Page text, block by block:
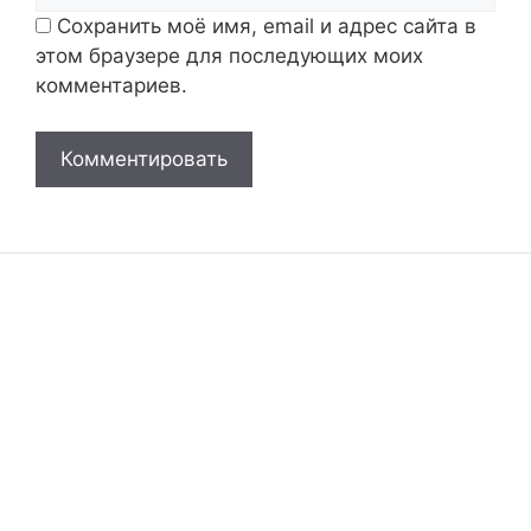
Сохранить моё имя, email и адрес сайта в
этом браузере для последующих моих
комментариев.